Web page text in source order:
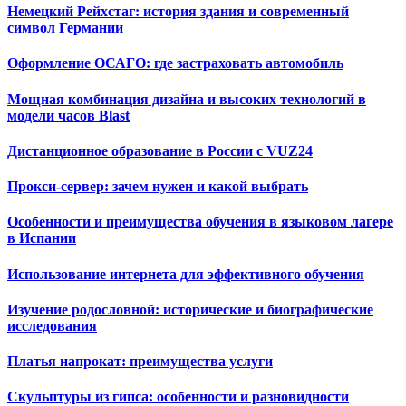
Немецкий Рейхстаг: история здания и современный
символ Германии
Оформление ОСАГО: где застраховать автомобиль
Мощная комбинация дизайна и высоких технологий в
модели часов Blast
Дистанционное образование в России с VUZ24
Прокси-сервер: зачем нужен и какой выбрать
Особенности и преимущества обучения в языковом лагере
в Испании
Использование интернета для эффективного обучения
Изучение родословной: исторические и биографические
исследования
Платья напрокат: преимущества услуги
Скульптуры из гипса: особенности и разновидности